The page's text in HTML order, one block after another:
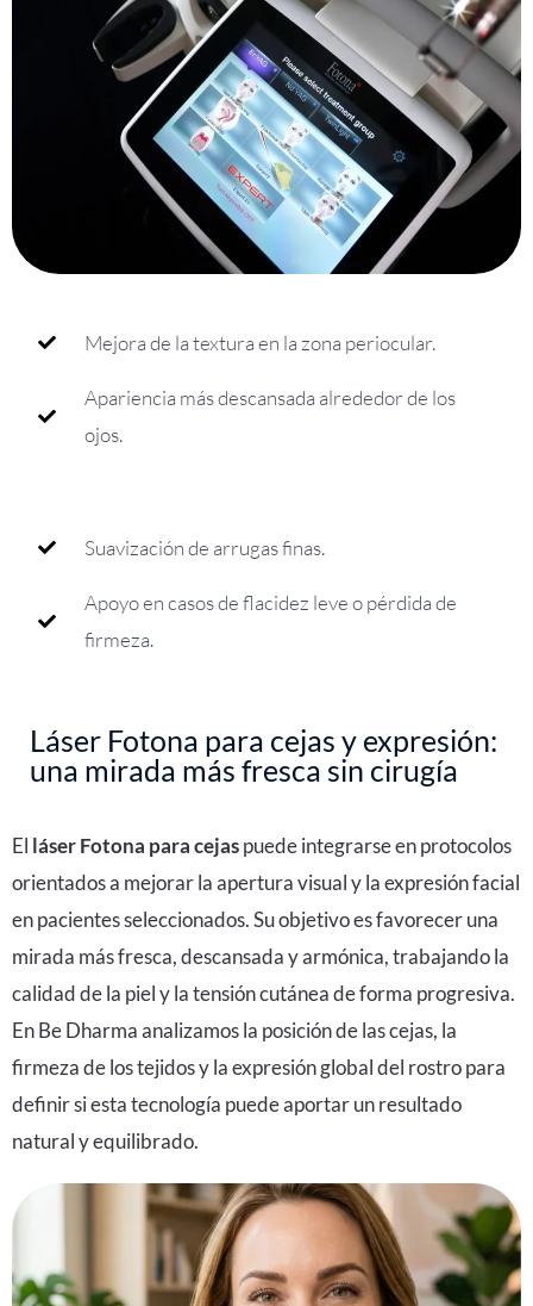
Mejora de la textura en la zona periocular.
Apariencia más descansada alrededor de los
ojos.
Suavización de arrugas finas.
Apoyo en casos de flacidez leve o pérdida de
firmeza.
Láser Fotona para cejas y expresión:
una mirada más fresca sin cirugía
El láser Fotona para cejaspuede integrarse en protocolos
orientados a mejorar la apertura visual y la expresión facial
en pacientes seleccionados. Su objetivo es favorecer una
mirada más fresca, descansada y armónica, trabajando la
calidad de la piel y la tensión cutánea de forma progresiva.
En Be Dharma analizamos la posición de las cejas, la
firmeza de los tejidos y la expresión global del rostro para
definir si esta tecnología puede aportar un resultado
natural y equilibrado.